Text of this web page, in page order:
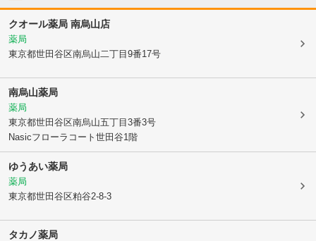
クオール薬局 南烏山店
薬局
東京都世田谷区南烏山二丁目9番17号
南烏山薬局
薬局
東京都世田谷区南烏山五丁目3番3号
Nasicフローラコート世田谷1階
ゆうあい薬局
薬局
東京都世田谷区粕谷2-8-3
タカノ薬局